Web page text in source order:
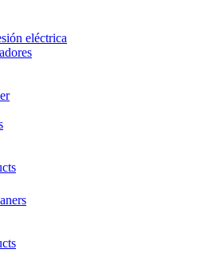
eléctrica